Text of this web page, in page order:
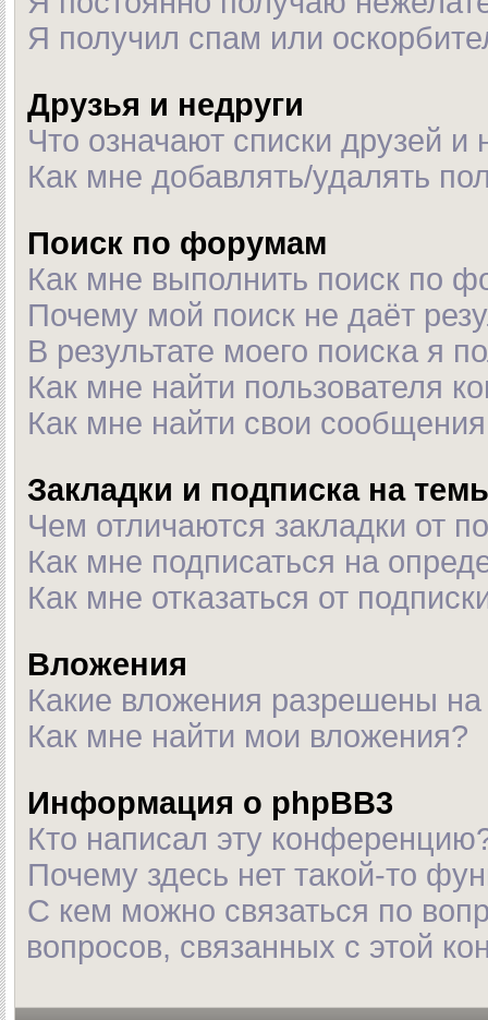
Я получил спам или
Друзья и недруги
Что означают списки друзей и
Как мне добавлять/удалять
Поиск по форумам
Как мне выполнить поиск по
Почему мой поиск не даёт
В результате моего поиска я
Как мне найти пользователя
Как мне найти свои
Закладки и подписка на
Чем отличаются закладки от
Как мне подписаться на
Как мне отказаться от
Вложения
Какие вложения разрешены
Как мне найти мои вложения?
Информация о phpBB3
Кто написал эту
Почему здесь нет такой-то
С кем можно связаться по
вопросов, связанных с этой